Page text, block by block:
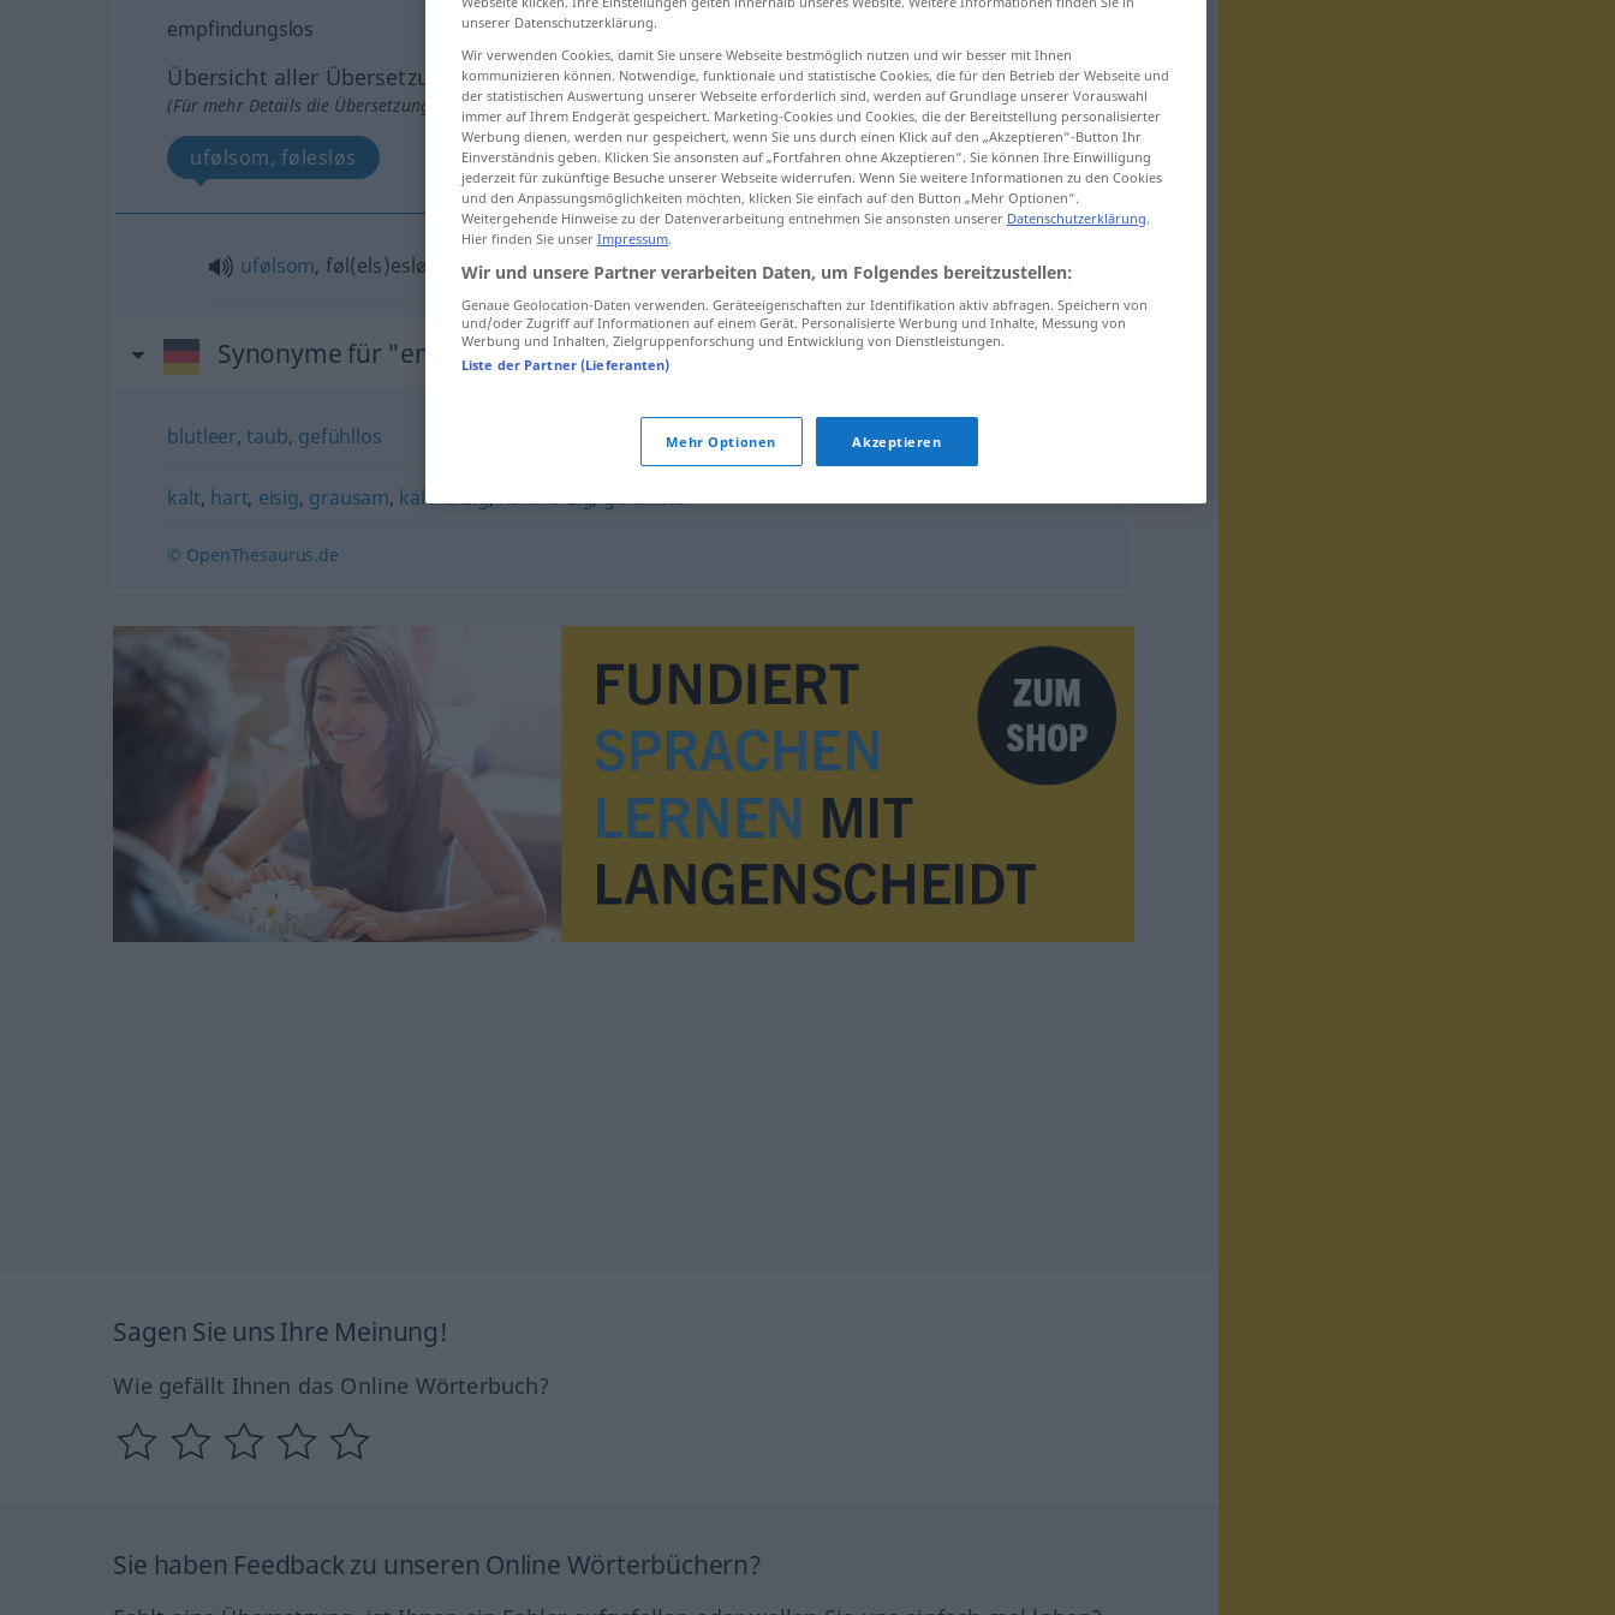
empfindungslos
Übersicht aller Übersetzungen
(Für mehr Details die Übersetzung anklicken/antippen)
ufølsom, følesløs
ufølsom, føl(els)esløs empfindungslos
Synonyme für "empfindungslos"
blutleer,taub, gefühllos
kalt, hart, eisig, grausam, kaltherzig,hartherzig,gefühllos
© OpenThesaurus.de
Sagen Sie uns Ihre Meinung!
Wie gefällt Ihnen das Online Wörterbuch?
Sie haben Feedback zu unseren Online Wörterbüchern?
unserer Datenschutzerklärung.
Wir verwenden Cookies, damit Sie unsere Webseite bestmöglich nutzen und wir besser mit Ihnen
kommunizieren können. Notwendige, funktionale und statistische Cookies, die für den Betrieb der Webseite und
der statistischen Auswertung unserer Webseite erforderlich sind, werden auf Grundlage unserer Vorauswahl
immer auf Ihrem Endgerät gespeichert. Marketing-Cookies und Cookies, die der Bereitstellung personalisierter
Werbung dienen, werden nur gespeichert, wenn Sie uns durch einen Klick auf den „Akzeptieren“-Button Ihr
Einverständnis geben. Klicken Sie ansonsten auf „Fortfahren ohne Akzeptieren“. Sie können Ihre Einwilligung
jederzeit für zukünftige Besuche unserer Webseite widerrufen. Wenn Sie weitere Informationen zu den Cookies
und den Anpassungsmöglichkeiten möchten, klicken Sie einfach auf den Button „Mehr Optionen“.
Weitergehende Hinweise zu der Datenverarbeitung entnehmen Sie ansonsten unserer Datenschutzerklärung.
Hier finden Sie unser Impressum.
Wir und unsere Partner verarbeiten Daten, um Folgendes bereitzustellen:
Genaue Geolocation-Daten verwenden. Geräteeigenschaften zur Identifikation aktiv abfragen. Speichern von
und/oder Zugriff auf Informationen auf einem Gerät. Personalisierte Werbung und Inhalte, Messung von
Werbung und Inhalten, Zielgruppenforschung und Entwicklung von Dienstleistungen.
Liste der Partner (Lieferanten)
Mehr Optionen Akzeptieren